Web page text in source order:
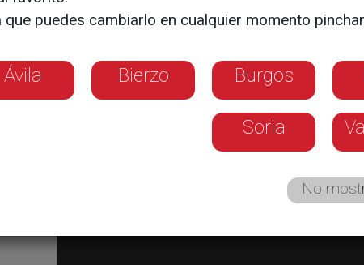
en la Naturaleza
que puedes cambiarlo en cualquier momento
Ávila Bierzo Burgos
Soria
No